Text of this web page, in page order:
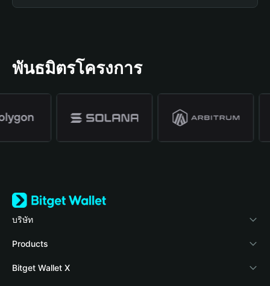
พันธมิตรโครงการ
บริษัท
เกี่ยวกับ Bitget Wallet
Blog
Products
Crypto Card
Bitget Wallet X